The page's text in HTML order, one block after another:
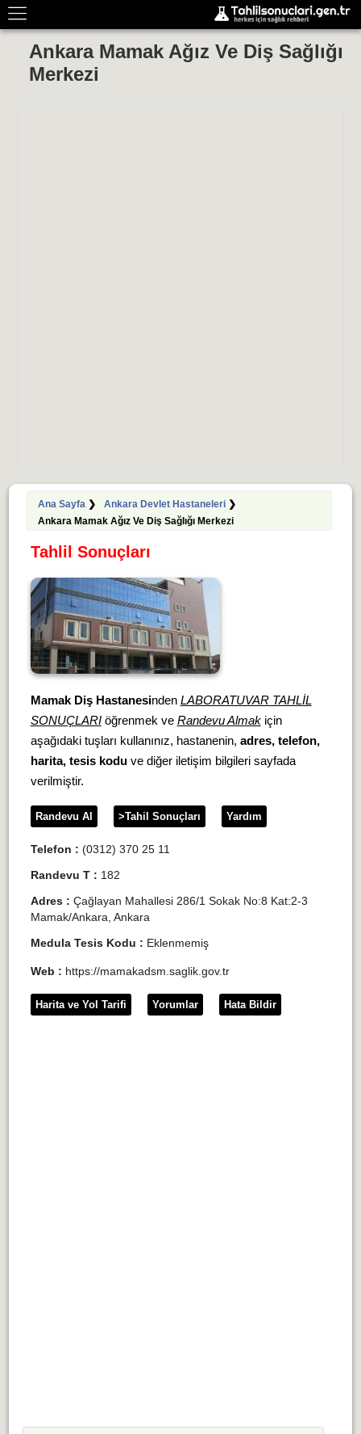
Ankara Mamak Ağız Ve Diş Sağlığı
Merkezi
Ana Sayfa❯ Ankara Devlet Hastaneleri❯
Ankara Mamak Ağız Ve Diş Sağlığı Merkezi
Tahlil Sonuçları
Mamak Diş Hastanesinden LABORATUVAR TAHLİL
SONUÇLARIöğrenmek ve Randevu Almakiçin
aşağıdaki tuşları kullanınız, hastanenin, adres, telefon,
harita, tesis koduve diğer iletişim bilgileri sayfada
verilmiştir.
Randevu Al >Tahil Sonuçları Yardım
Telefon : (0312) 370 25 11
Randevu T : 182
Adres : Çağlayan Mahallesi 286/1 Sokak No:8 Kat:2-3
Mamak/Ankara, Ankara
Medula Tesis Kodu : Eklenmemiş
Web : https://mamakadsm.saglik.gov.tr
Harita ve Yol Tarifi Yorumlar Hata Bildir